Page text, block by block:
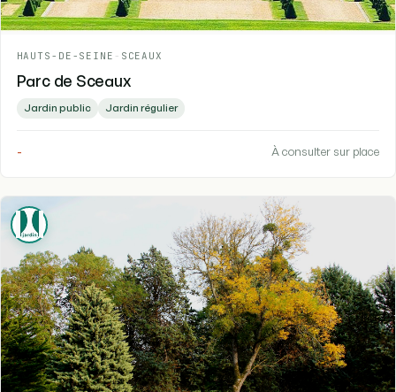
HAUTS-DE-SEINE - SCEAUX
Parc de Sceaux
Jardin public Jardin régulier
- À consulter sur place